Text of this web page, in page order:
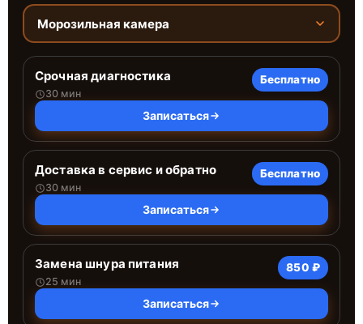
Морозильная камера
Срочная диагностика
30 мин
Бесплатно
Записаться
Доставка в сервис и обратно
30 мин
Бесплатно
Записаться
Замена шнура питания
25 мин
850 ₽
Записаться